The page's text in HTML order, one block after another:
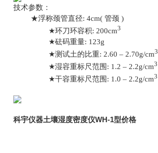
技术参数：
★浮称颈管直径: 4cm( 管颈 )
★环刀环容积: 200cm3
★砝码重量: 123g
★测试土的比重: 2.60 – 2.70g/cm3
★湿容重标尺范围: 1.2 – 2.2g/cm3
★干容重标尺范围: 1.0 – 2.2g/cm3
科宇仪器土壤湿度密度仪WH-1型价格